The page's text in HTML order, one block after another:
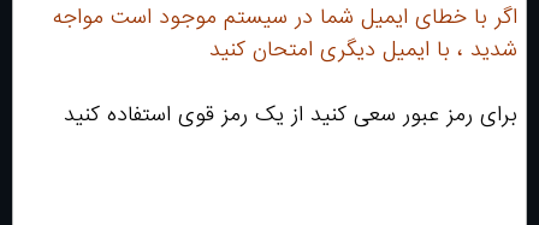
اگر با خطای ایمیل شما در سیستم موجود است مواجه
شدید ، با ایمیل دیگری امتحان کنید
برای رمز عبور سعی کنید از یک رمز قوی استفاده کنید